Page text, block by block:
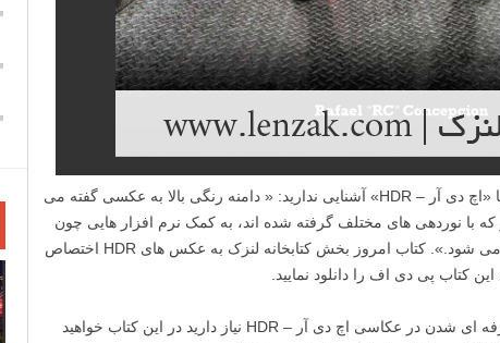
اگر با اصطلاح «دامنه رنگی بالا» یا «اچ دی آر – HDR» آشنایی ندارید: « دامنه رنگی بالا به عکسی گفته می
با نوردهی های مختلف گرفته شده اند، به کمک نرم افزار هایی چون
فوتوشاپ یا Photomatrix ساخته می شود.». کتاب امروز بخش کتابخانه لنزک به عکس های HDR اختصاص
کتاب پی دی اف را دانلود نمایید.
هر آنچه برای شروع یادگیری و حرفه ای شدن در عکاسی اچ دی آر – HDR نیاز دارید در این کتاب خواهید